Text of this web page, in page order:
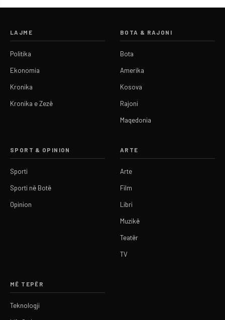
LAJME
Politika
Ekonomia
Kronika
Kronika e Zezë
BOTA & RAJONI
Bota
Amerika
Kosova
Rajoni
Maqedonia
SPORT & OPINION
Sporti
Sporti në Botë
Opinion
ARTE
Arte
Film
Libri
Muzikë
Teatër
TV
MË TEPËR
Teknologji